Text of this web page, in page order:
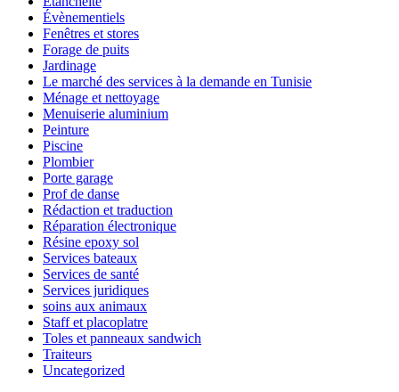
Évènementiels
Fenêtres et stores
Forage de puits
Jardinage
Le marché des services à la demande en Tunisie
Ménage et nettoyage
Menuiserie aluminium
Peinture
Piscine
Plombier
Porte garage
Prof de danse
Rédaction et traduction
Réparation électronique
Résine epoxy sol
Services bateaux
Services de santé
Services juridiques
soins aux animaux
Staff et placoplatre
Toles et panneaux sandwich
Traiteurs
Uncategorized